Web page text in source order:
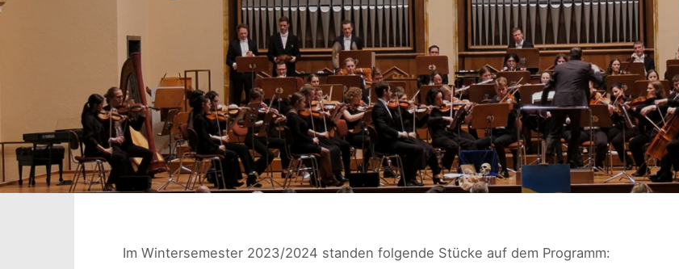
Im Wintersemester 2023/2024 standen folgende Stücke auf dem Programm: